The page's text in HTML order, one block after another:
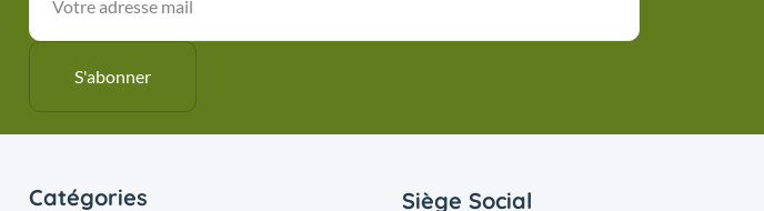
Catégories Siège Social